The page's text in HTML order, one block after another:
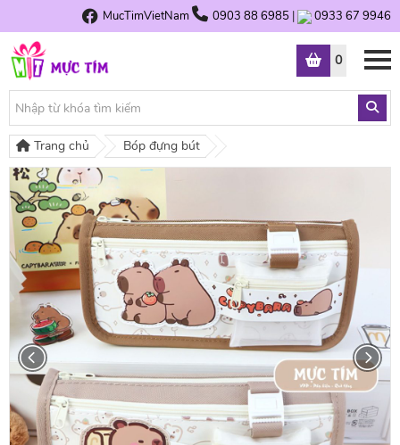
MucTimVietNam 0903 88 6985 | 0933 67 9946
0
Trang chủ Bóp đựng bút